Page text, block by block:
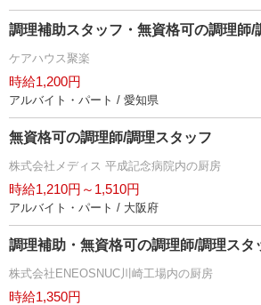
調理補助スタッフ・無資格可の調理師/
ケアハウス聚楽
時給1,200円
アルバイト・パート / 愛知県
無資格可の調理師/調理スタッフ
株式会社メディス 平成記念病院内の厨房
時給1,210円～1,510円
アルバイト・パート / 大阪府
調理補助・無資格可の調理師/調理スタ
株式会社ENEOSNUC川崎工場内の厨房
時給1,350円